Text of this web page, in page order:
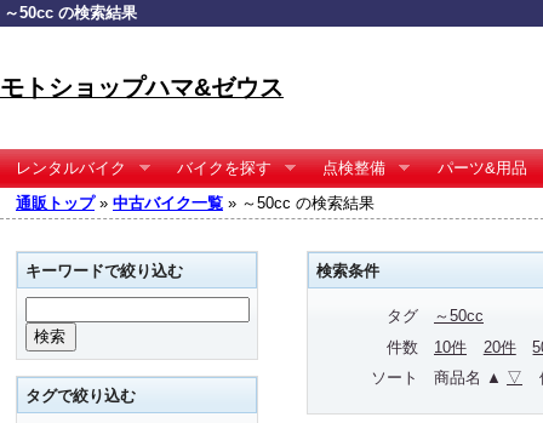
～50cc の検索結果
モトショップハマ&ゼウス
レンタルバイク バイクを探す 点検整備
パーツ&用品
通販トップ» 中古バイク一覧 » ～50cc の検索結果
検索条件
タグ
～50cc
件数
10件 20件
ソート
商品名 ▲ ▽
キーワードで絞り込む
タグで絞り込む